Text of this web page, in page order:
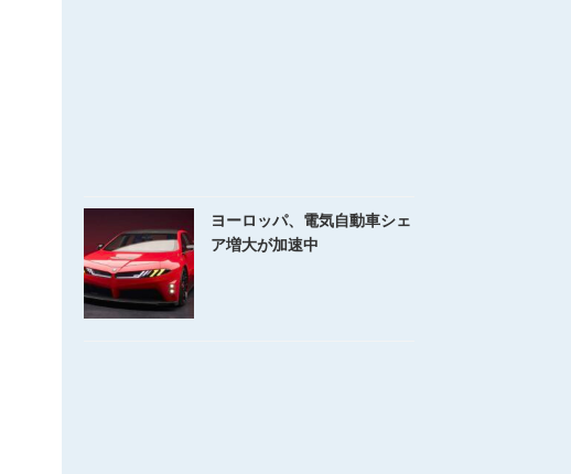
ヨーロッパ、電気自動車シェ
ア増大が加速中